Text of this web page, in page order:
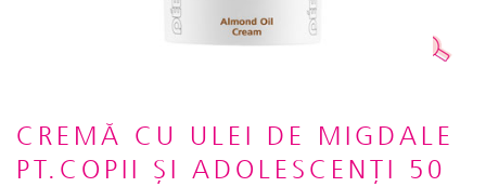
CREMĂ CU ULEI DE MIGDALE
PT.COPII ȘI ADOLESCENȚI 50